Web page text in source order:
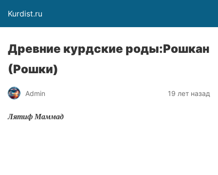
Kurdist.ru
Древние курдские роды:Рошкан
(Рошки)
Admin 19 лет назад
Лятиф Маммад